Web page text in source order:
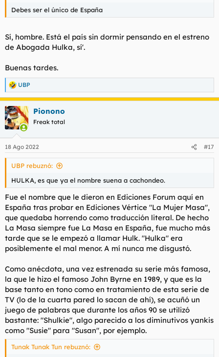
Debes ser el único de España
Sí, hombre. Está el país sin dormir pensando en el estreno
de Abogada Hulka, sí'.
Buenas tardes.
R
e
a
c
c
i
e
s
UBP
Pionono
Freak total
18 Ago 2022 #17
UBP rebuznó:
HULKA, es que ya el nombre suena a cachondeo.
Fue el nombre que le dieron en Ediciones Forum aquí en
España tras probar en Ediciones Vértice "La Mujer Masa",
que quedaba horrendo como traducción literal. De hecho
La Masa siempre fue La Masa en España, fue mucho más
tarde que se le empezó a llamar Hulk. "Hulka" era
posiblemente el mal menor. A mí nunca me disgustó.
Como anécdota, una vez estrenada su serie más famosa,
la que le hizo el famoso John Byrne en 1989, y que es la
base tanto en tono como en tratamiento de esta serie de
TV (lo de la cuarta pared lo sacan de ahí), se acuñó un
juego de palabras que durante los años 90 se utilizó
bastante: "Shulkie", algo parecido a los diminutivos yankis
como "Susie" para "Susan", por ejemplo.
Tunak Tunak Tun rebuznó: